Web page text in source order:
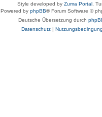
Style developed by Zuma Portal ,
Powered by phpBB® Forum Software ©
Deutsche Übersetzung durch
Datenschutz|